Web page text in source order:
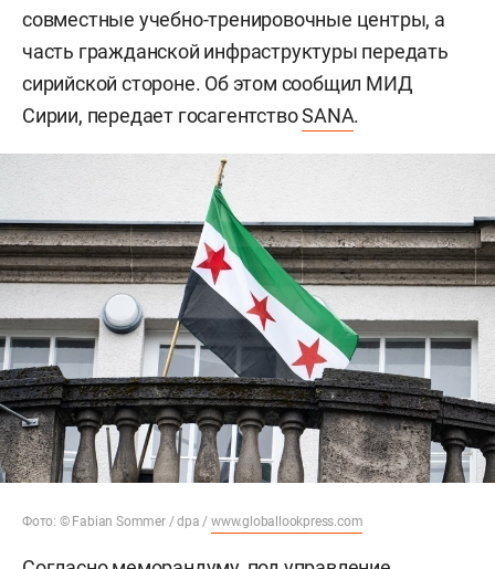
совместные учебно-тренировочные центры, а
часть гражданской инфраструктуры передать
сирийской стороне. Об этом сообщил МИД
Сирии, передает госагентствоSANA.
Фото: © Fabian Sommer / dpa /www.globallookpress.com